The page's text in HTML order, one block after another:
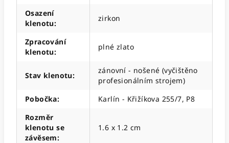
Osazení
klenotu:
zirkon
Zpracování
klenotu:
plné zlato
Stav klenotu:
zánovní - nošené (vyčištěno
profesionálním strojem)
Pobočka:
Karlín - Křižíkova 255/7, P8
Rozměr
klenotu se
závěsem:
1.6 x 1.2 cm